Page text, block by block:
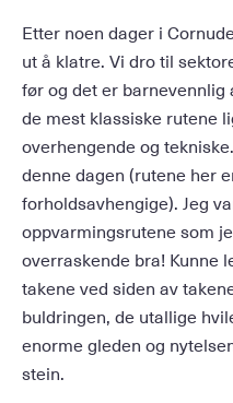
Etter noen dager i
ut å klatre. Vi dro til
før og det er
de mest klassiske rutene
overhengende og
denne dagen (rutene her
forholdsavhengige). Jeg
oppvarmingsrutene som
overraskende bra! Kunne
takene ved siden av
buldringen, de utallige
enorme gleden og
stein.